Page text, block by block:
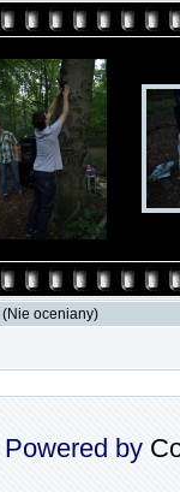
(Nie oceniany)
Powered by